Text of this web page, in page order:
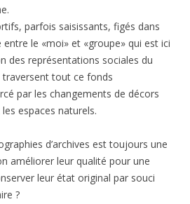
parfois saisissants, figés dans
entre le «moi» et «groupe» qui est ici
des représentations sociales du
tout ce fonds
par les changements de décors
espaces naturels.
d’archives est toujours une
améliorer leur qualité pour une
leur état original par souci
?